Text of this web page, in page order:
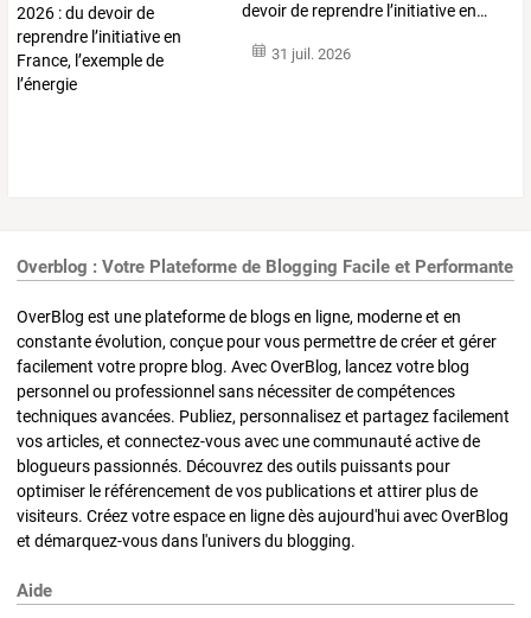
devoirde reprendre l’initiativeen…
31 juil. 2026
Overblog : Votre Plateforme de Blogging Facile et Performante
OverBlog est une plateforme de blogs en ligne, moderne et en
constante évolution, conçue pour vous permettre de créer et gérer
facilement votre propre blog. Avec OverBlog, lancez votre blog
personnel ou professionnel sans nécessiter de compétences
techniques avancées. Publiez, personnalisez et partagez facilement
vos articles, et connectez-vous avec une communauté active de
blogueurs passionnés. Découvrez des outils puissants pour
optimiser le référencement de vos publications et attirer plus de
visiteurs. Créez votre espace en ligne dès aujourd'hui avec OverBlog
et démarquez-vous dans l'univers du blogging.
Aide